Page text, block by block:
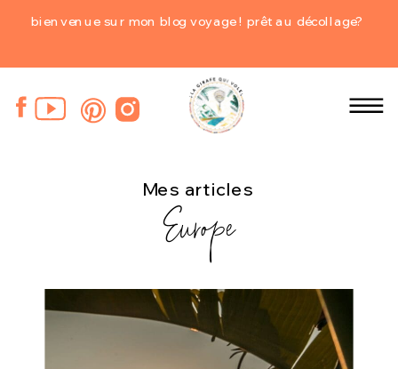
bienvenue sur mon blog voyage ! prêt au décollage?
Mes articles
Europe